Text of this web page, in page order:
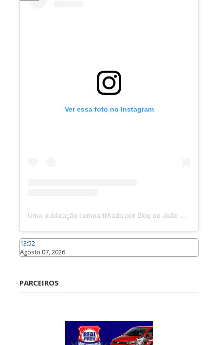
Ver essa foto no Instagram
Uma publicação compartilhada por Blog do João Marcolino (@joaomarcolinoneto)
13:52
Agosto 07, 2026
PARCEIROS